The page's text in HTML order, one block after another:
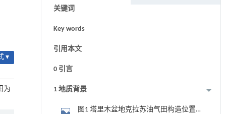
▾
为
关键词
Key words
引用本文
0 引言
1 地质背景
图1 塔里木盆地克拉苏油气田构造位置